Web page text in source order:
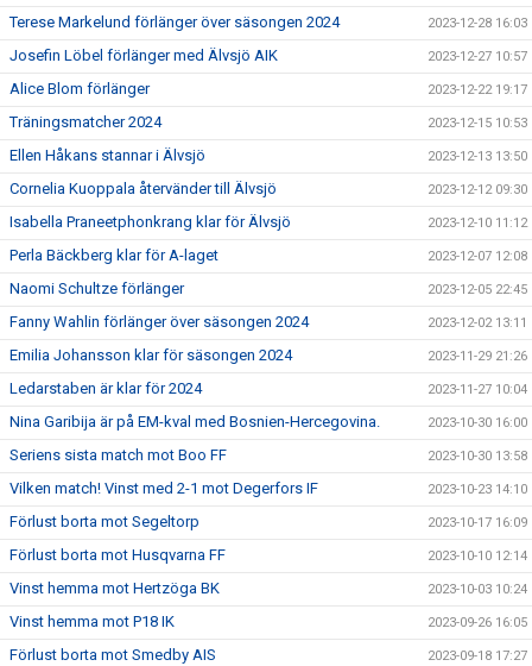
Terese Markelund förlänger över säsongen 2024 2023-12-28 16:03
Josefin Löbel förlänger med Älvsjö AIK 2023-12-27 10:57
Alice Blom förlänger 2023-12-22 19:17
Träningsmatcher 2024 2023-12-15 10:53
Ellen Håkans stannar i Älvsjö 2023-12-13 13:50
Cornelia Kuoppala återvänder till Älvsjö 2023-12-12 09:30
Isabella Praneetphonkrang klar för Älvsjö 2023-12-10 11:12
Perla Bäckberg klar för A-laget 2023-12-07 12:08
Naomi Schultze förlänger 2023-12-05 22:45
Fanny Wahlin förlänger över säsongen 2024 2023-12-02 13:11
Emilia Johansson klar för säsongen 2024 2023-11-29 21:26
Ledarstaben är klar för 2024 2023-11-27 10:04
Nina Garibija är på EM-kval med Bosnien-Hercegovina. 2023-10-30 16:00
Seriens sista match mot Boo FF 2023-10-30 13:58
Vilken match! Vinst med 2-1 mot Degerfors IF 2023-10-23 14:10
Förlust borta mot Segeltorp 2023-10-17 16:09
Förlust borta mot Husqvarna FF 2023-10-10 12:14
Vinst hemma mot Hertzöga BK 2023-10-03 10:24
Vinst hemma mot P18 IK 2023-09-26 16:05
Förlust borta mot Smedby AIS 2023-09-18 17:27